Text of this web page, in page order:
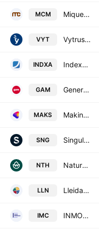
MCM Miquel y Costas & Miquel, S.A.
VYT Vytrus Biotech SA
INDXA Indexa Capital Group, S.A.
GAM General de Alquiler de Maquinaria, S.A.
MAKS Making Science Group SA
SNG Singular People SA
NTH Naturhouse Health SA
LLN LleidaNetworks Serveis Telematics SA
IMC INMOCEMENTO SA